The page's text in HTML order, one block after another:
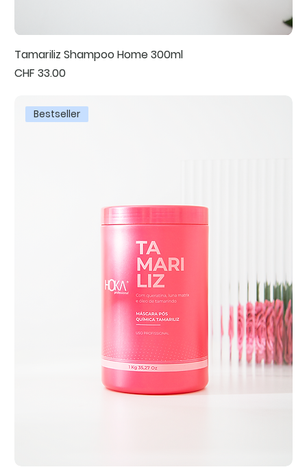
Tamariliz Shampoo Home 300ml
Preis
CHF 33.00
Bestseller